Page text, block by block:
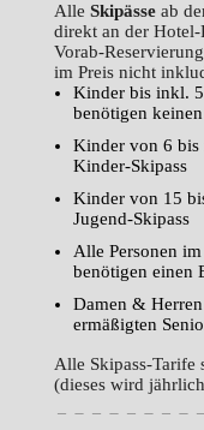
Alle Skipässe ab
direkt an der Hotel-
Vorab-
im Preis nicht
Kinder bis inkl.
benötigen
Kinder von 6 bis
Kinder-Skipass
Kinder von 15
Jugend-Skipass
Alle Personen
benötigen einen
Damen &
ermäßigten
Alle Skipass-Tarife
(dieses wird